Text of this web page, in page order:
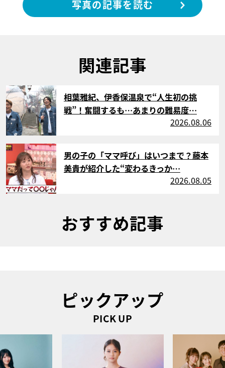
写真の記事を読む
関連記事
サムネイル
相葉雅紀、伊香保温泉で“人生初の挑
戦”！奮闘するも…あまりの難易度…
2026.08.06
サムネイル
男の子の「ママ呼び」はいつまで？藤本
美貴が紹介した“変わるきっか…
2026.08.05
おすすめ記事
ピックアップ
PICK UP